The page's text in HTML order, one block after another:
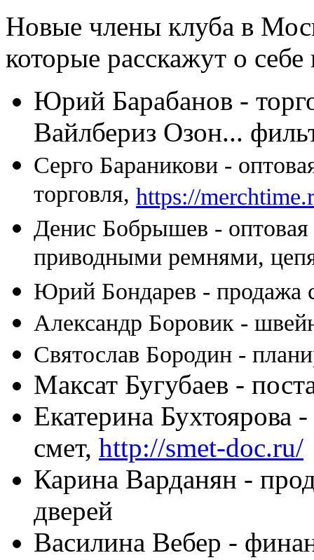
Новые члены клуба в
которые расскажут о
Юрий Барабанов -
Вайлбериз Озон...
Серго Бараникови -
торговля, https://
Денис Бобрышев -
приводными ремнями,
Юрий Бондарев - продажа
Александр Боровик -
Святослав Бородин -
Максат Бугубаев -
Екатерина Бухтоярова
смет, http://smet-doc.ru/
Карина Варданян -
дверей
Василина Вебер -